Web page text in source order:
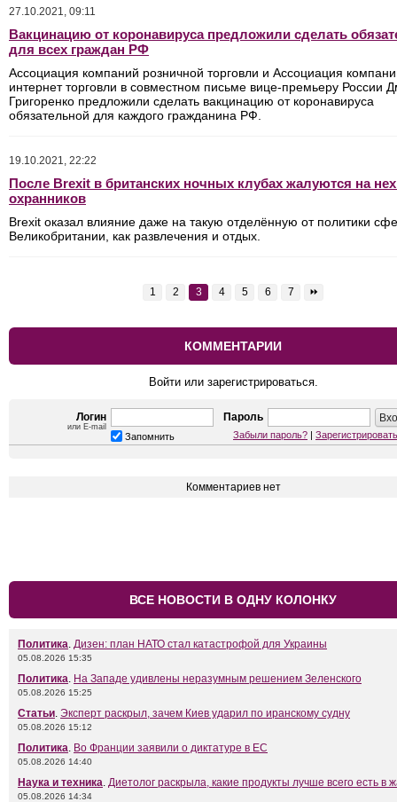
27.10.2021, 09:11
Вакцинацию от коронавируса предложили сделать
для всех граждан РФ
Ассоциация компаний розничной торговли и Ассоциация
интернет торговли в совместном письме вице-премьеру России
Григоренко предложили сделать вакцинацию от коронавируса
обязательной для каждого гражданина РФ.
19.10.2021, 22:22
После Brexit в британских ночных клубах жалуются на
охранников
Brexit оказал влияние даже на такую отделённую от политики
Великобритании, как развлечения и отдых.
1 2 3 4 5 6 7 ⏩
КОММЕНТАРИИ
Войти или зарегистрироваться.
Логин
или E-mail
Пароль
Запомнить Забыли пароль? |
Комментариев нет
ВСЕ НОВОСТИ В ОДНУ КОЛОНКУ
Политика. Дизен: план НАТО стал катастрофой для Украины
05.08.2026 15:35
Политика. На Западе удивлены неразумным решением Зеленского
05.08.2026 15:25
Статьи. Эксперт раскрыл, зачем Киев ударил по иранскому судну
05.08.2026 15:12
Политика. Во Франции заявили о диктатуре в ЕС
05.08.2026 14:40
Наука и техника. Диетолог раскрыла, какие продукты лучше всего есть в
05.08.2026 14:34